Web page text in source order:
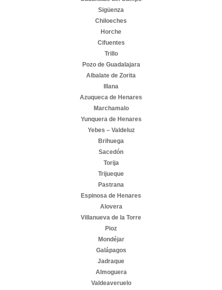
Sigüenza
Chiloeches
Horche
Cifuentes
Trillo
Pozo de Guadalajara
Albalate de Zorita
Illana
Azuqueca de Henares
Marchamalo
Yunquera de Henares
Yebes – Valdeluz
Brihuega
Sacedón
Torija
Trijueque
Pastrana
Espinosa de Henares
Alovera
Villanueva de la Torre
Pioz
Mondéjar
Galápagos
Jadraque
Almoguera
Valdeaveruelo